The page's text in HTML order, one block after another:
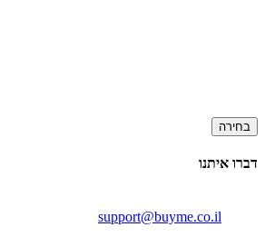
בחירה
דברו איתנו
support@buyme.co.il